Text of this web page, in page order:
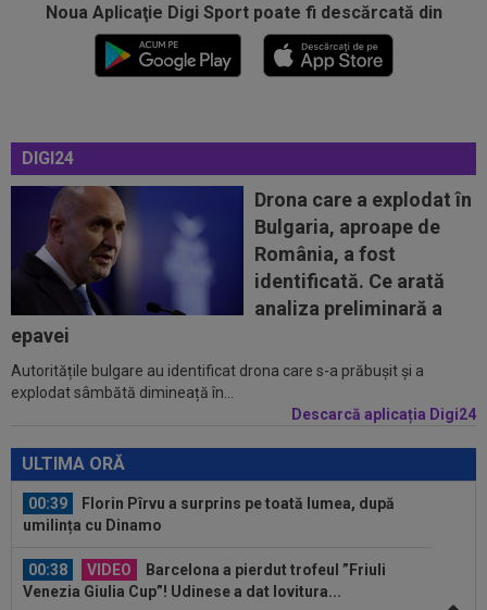
Noua Aplicaţie Digi Sport poate fi descărcată din
DIGI24
Drona care a explodat în
Bulgaria, aproape de
România, a fost
identificată. Ce arată
analiza preliminară a
epavei
Autoritățile bulgare au identificat drona care s-a prăbușit și a
explodat sâmbătă dimineață în...
Descarcă aplicația Digi24
ULTIMA ORĂ
00:20 VIDEO
Estrela - Sporting 2-2. Meci
spectaculos! Ianis Stoica a fost titular. Cele mai...
00:02 EXCLUSIV
Florin Prunea s-a convins, după
Dinamo - FC Voluntari: ”Fotbalist! Extraordinar”
Ion Gheorghe a rupt tăcerea, după ce a
provocat penalty-ul din care Dinamo a...
23:58 EXCLUSIV
Salariul lui Marius Șumudică la
CFR Cluj. Peste Pancu la Rapid și de două ori...
întrebat de Adrian Mazilu după...
00:39
Florin Pîrvu a surprins pe toată lumea, după
umilința cu Dinamo
00:38 VIDEO
Barcelona a pierdut trofeul ”Friuli
Venezia Giulia Cup”! Udinese a dat lovitura...